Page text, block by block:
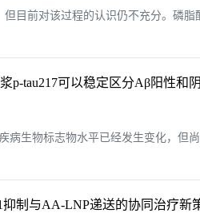
目前对该过程的认识仍不充分。磷
p-tau217可以稳定区分Aβ阳性和
病生物标志物水平已经发生变化，
制与AA-LNP递送的协同治疗新